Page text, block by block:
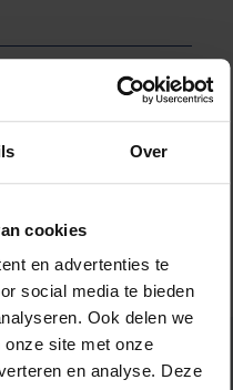
Over
cookies
en advertenties te
social media te bieden
Ook delen we
site met onze
en analyse. Deze
pagina?